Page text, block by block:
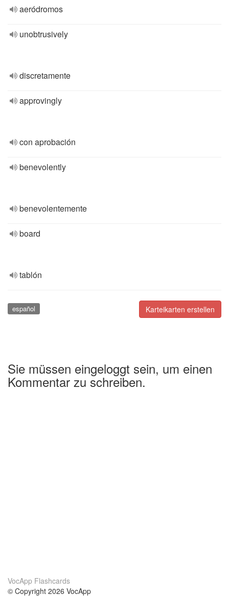
aeródromos
unobtrusively
discretamente
approvingly
con aprobación
benevolently
benevolentemente
board
tablón
Karteikarten erstellen
español
Sie müssen eingeloggt sein, um einen
Kommentar zu schreiben.
VocApp Flashcards
© Copyright 2026 VocApp